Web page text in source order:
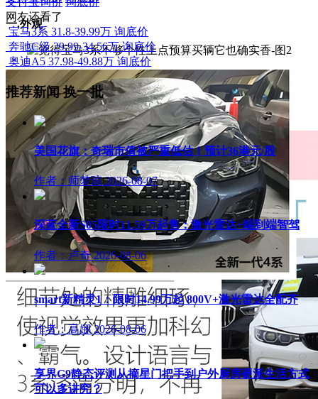
一.外观
网友还看了
宝马3系 31.8-39.99万 询底价
奔驰C级 29.99-34.56万 询底价
奥迪A5 37.98-49.88万 询底价
推荐新闻换一批
美国花旗：奇瑞市值被严重低估！预计36港元/股
作者：师梦琼 2026-08-07
深蓝全新S05限时11.59万起售：激光雷达+端到端智驾
作者：卢奇 2026-08-06
smart新精灵1：限时14.99万起 800V+激光雷达全配齐
作者：高娜 2026-08-06
享界G9静态评测从摘星门把手到户外厨房硬派生活方式
可以多讲究？